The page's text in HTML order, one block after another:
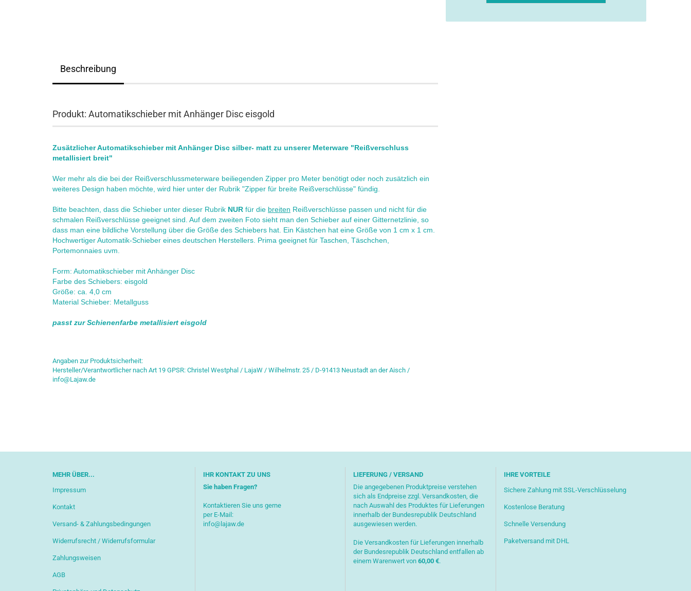
Beschreibung
Produkt: Automatikschieber mit Anhänger Disc eisgold
Zusätzlicher Automatikschieber mit Anhänger Disc silber- matt zu unserer Meterware "Reißverschluss
metallisiert breit"
Wer mehr als die bei der Reißverschlussmeterware beiliegenden Zipper pro Meter benötigt oder noch zusätzlich ein
weiteres Design haben möchte, wird hier unter der Rubrik "Zipper für breite Reißverschlüsse" fündig.
Bitte beachten, dass die Schieber unter dieser Rubrik NUR für die breiten Reißverschlüsse passen und nicht für die
schmalen Reißverschlüsse geeignet sind. Auf dem zweiten Foto sieht man den Schieber auf einer Gitternetzlinie, so
dass man eine bildliche Vorstellung über die Größe des Schiebers hat. Ein Kästchen hat eine Größe von 1 cm x 1 cm.
Hochwertiger Automatik-Schieber eines deutschen Herstellers. Prima geeignet für Taschen, Täschchen,
Portemonnaies uvm.
Form: Automatikschieber mit Anhänger Disc
Farbe des Schiebers: eisgold
Größe: ca. 4,0 cm
Material Schieber: Metallguss
passt zur Schienenfarbe metallisiert eisgold
Angaben zur Produktsicherheit:
Hersteller/Verantwortlicher nach Art 19 GPSR: Christel Westphal / LajaW / Wilhelmstr. 25 / D-91413 Neustadt an der Aisch /
info@Lajaw.de
MEHR ÜBER...
Impressum
Kontakt
Versand- & Zahlungsbedingungen
Widerrufsrecht / Widerrufsformular
Zahlungsweisen
AGB
IHR KONTAKT ZU UNS
Sie haben Fragen?
Kontaktieren Sie uns gerne
per E-Mail:
info@lajaw.de
LIEFERUNG / VERSAND
Die angegebenen Produktpreise verstehen
sich als Endpreise zzgl. Versandkosten, die
nach Auswahl des Produktes für Lieferungen
innerhalb der Bundesrepublik Deutschland
ausgewiesen werden.
Die Versandkosten für Lieferungen innerhalb
der Bundesrepublik Deutschland entfallen ab
einem Warenwert von 60,00 €.
IHRE VORTEILE
Sichere Zahlung mit SSL-Verschlüsselung
Kostenlose Beratung
Schnelle Versendung
Paketversand mit DHL